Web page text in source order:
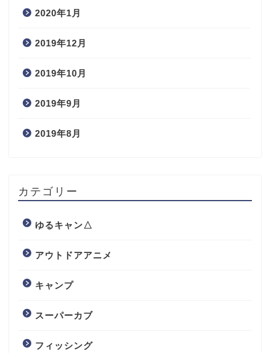
2020年1月
2019年12月
2019年10月
2019年9月
2019年8月
カテゴリー
ゆるキャン△
アウトドアアニメ
キャンプ
スーパーカブ
フィッシング